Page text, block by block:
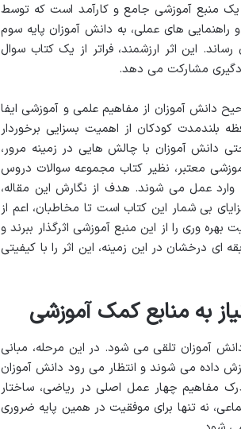
یک منبع آموزشی جامع و کارآمد است که توسط
های عملی، به دانش آموزان پایه سوم
این اثر ارزشمند، فراتر از یک کتاب سوال
مشارکت می دهد.
دانش آموزان از مفاهیم علمی و آموزشی ایفا
کودکان از اهمیت بسزایی برخوردار
دانش آموزان با چالش هایی در زمینه مرور،
معتبر، نظیر کتاب مجموعه سوالات دروس
وارد عمل می شوند. هدف از نگارش این مقاله،
بی شمار این کتاب است تا مخاطبان، اعم از
وری را از این منبع آموزشی اثرگذار ببرند و
درخشان در این زمینه، این اثر را با کیفیتی
به منابع کمک آموزشی
آموزان تلقی می شود. در این مرحله، مبانی
داده می شوند و انتظار می رود دانش آموزان
مفاهیم چهار عمل اصلی در ریاضی، ساختار
نه تنها برای موفقیت در همین پایه ضروری